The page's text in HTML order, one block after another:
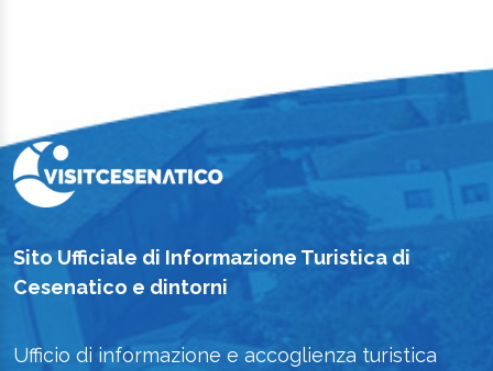
Sito Ufficiale di Informazione Turistica di
Cesenatico e dintorni
Ufficio di informazione e accoglienza turistica